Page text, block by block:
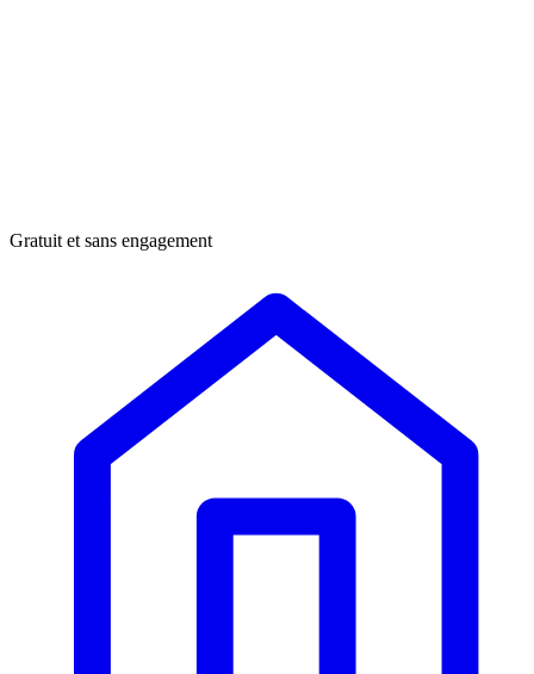
Gratuit et sans engagement